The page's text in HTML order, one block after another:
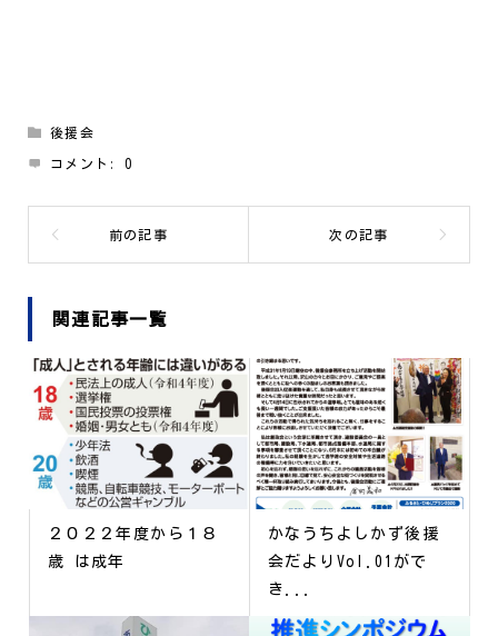
後援会
コメント:0
関連記事一覧
２０２２年度から１８
歳 は成年
かなうちよしかず後援
会だよりVol.01がで
き...